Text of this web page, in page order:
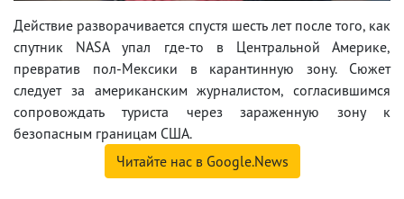
Действие разворачивается спустя шесть лет после того, как
спутник NASA упал где-то в Центральной Америке,
превратив пол-Мексики в карантинную зону. Сюжет
следует за американским журналистом, согласившимся
сопровождать туриста через зараженную зону к
безопасным границам США.
Читайте нас в Google.News